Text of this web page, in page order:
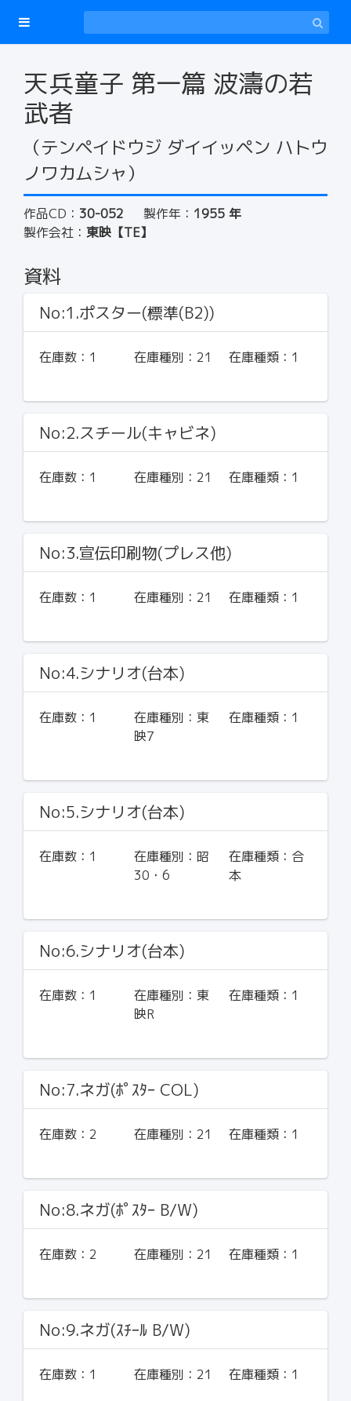
天兵童子 第一篇 波濤の若
武者
（テンペイドウジ ダイイッペン ハトウ
ノワカムシャ）
作品CD： 30-052 製作年： 1955 年
製作会社： 東映【TE】
資料
No:1.ポスター(標準(B2))
在庫数： 1 在庫種別： 21 在庫種類： 1
No:2.スチール(キャビネ)
在庫数： 1 在庫種別： 21 在庫種類： 1
No:3.宣伝印刷物(プレス他)
在庫数： 1 在庫種別： 21 在庫種類： 1
No:4.シナリオ(台本)
在庫数： 1 在庫種別： 東
映7
在庫種類： 1
No:5.シナリオ(台本)
在庫数： 1 在庫種別： 昭
30・6
在庫種類： 合
本
No:6.シナリオ(台本)
在庫数： 1 在庫種別： 東
映R
在庫種類： 1
No:7.ネガ(ﾎﾟｽﾀｰ COL)
在庫数： 2 在庫種別： 21 在庫種類： 1
No:8.ネガ(ﾎﾟｽﾀｰ B/W)
在庫数： 2 在庫種別： 21 在庫種類： 1
No:9.ネガ(ｽﾁｰﾙ B/W)
在庫数： 1 在庫種別： 21 在庫種類： 1